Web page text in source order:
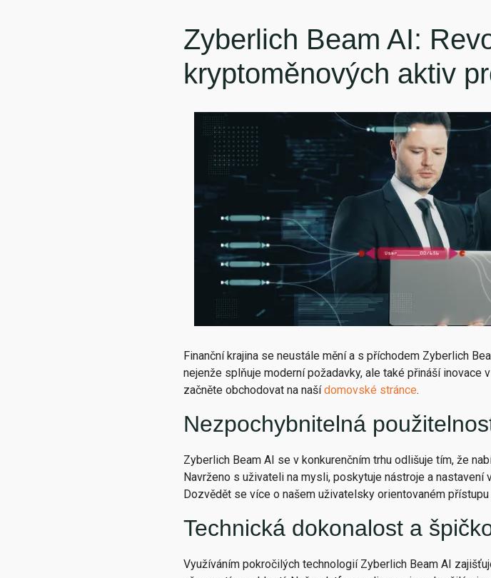
Zyberlich Beam AI:
kryptoměnových aktiv
Finanční krajina se neustále mění a s příchodem Zyberlich
nejenže splňuje moderní požadavky, ale také přináší
začněte obchodovat na našídomovské stránce.
Nezpochybnitelná
Zyberlich Beam AI se v konkurenčním trhu odlišuje tím, že
Navrženo s uživateli na mysli, poskytuje nástroje a
Dozvědět se více o našem uživatelsky orientovaném
Technická dokonalost a
Využíváním pokročilých technologií Zyberlich Beam AI